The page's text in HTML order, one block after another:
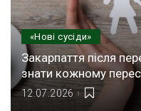
«Нові сусіди»
Закарпаття після
знати кожному
12.07.2026